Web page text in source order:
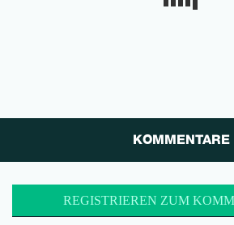
KOMMENTARE
REGISTRIEREN ZUM